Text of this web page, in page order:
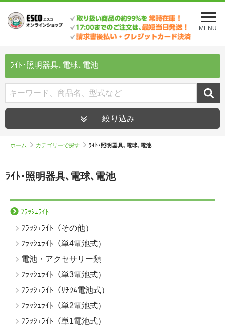
メ
ニ
ュ
を
MENU
ﾗｲﾄ･照明器具､電球､電池
絞り込み
ホーム カテゴリーで探す ﾗｲﾄ･照明器具､電球､電池
ﾗｲﾄ･照明器具､電球､電池
ﾌﾗｯｼｭﾗｲﾄ
ﾌﾗｯｼｭﾗｲﾄ（その他）
ﾌﾗｯｼｭﾗｲﾄ（単4電池式）
電池・アクセサリー類
ﾌﾗｯｼｭﾗｲﾄ（単3電池式）
ﾌﾗｯｼｭﾗｲﾄ（ﾘﾁｳﾑ電池式）
ﾌﾗｯｼｭﾗｲﾄ（単2電池式）
ﾌﾗｯｼｭﾗｲﾄ（単1電池式）